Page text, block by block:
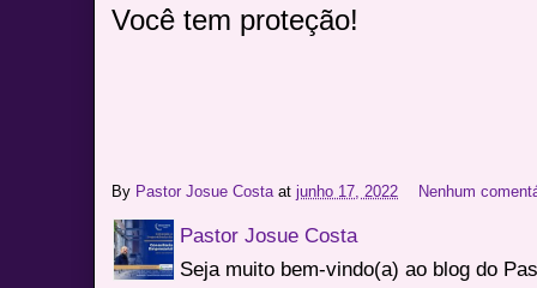
Você tem proteção!
By Pastor Josue Costa atjunho 17, 2022 Nenhum
Pastor Josue Costa
Seja muito bem-vindo(a) ao blog do